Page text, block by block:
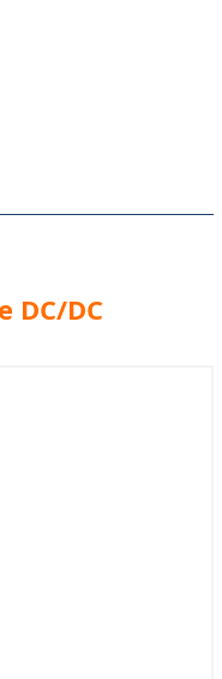
DC/DC